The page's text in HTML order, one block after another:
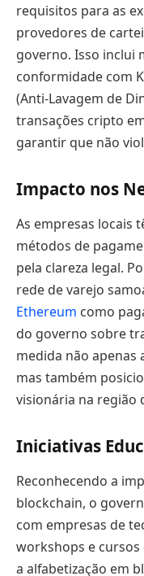
requisitos para as
provedores de
governo. Isso inclui
conformidade com
(Anti-Lavagem de
transações cripto
garantir que não
Impacto nos
As empresas locais
métodos de
pela clareza legal.
rede de varejo
Ethereum como
do governo sobre
medida não apenas
mas também
visionária na região
Iniciativas
Reconhecendo a
blockchain, o
com empresas de
workshops e
a alfabetização em